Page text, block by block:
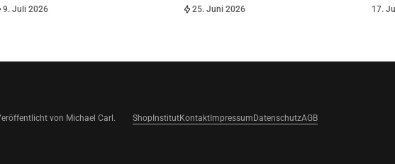
9. Juli 2026 25. Juni 2026 17.
von Michael Carl. Shop InstitutKontakt Impressum DatenschutzAGB